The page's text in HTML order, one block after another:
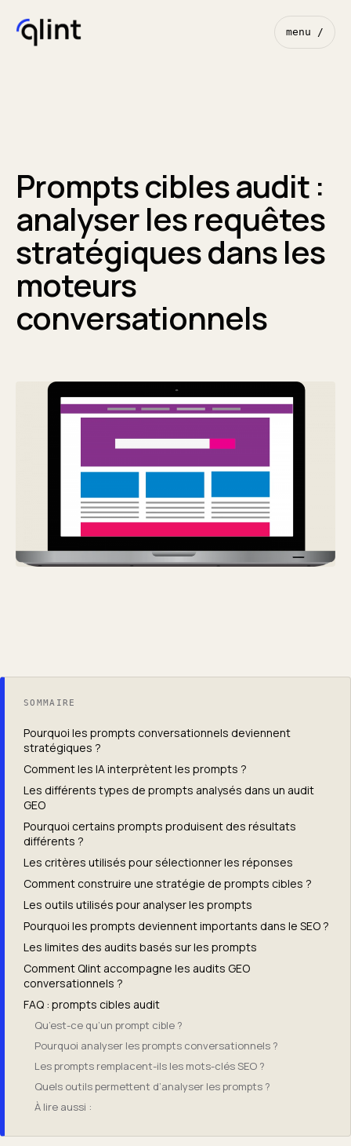
menu /
Prompts cibles audit :
analyser les requêtes
stratégiques dans les
moteurs
conversationnels
SOMMAIRE
Pourquoi les prompts conversationnels deviennent
stratégiques ?
Comment les IA interprètent les prompts ?
Les différents types de prompts analysés dans un audit
GEO
Pourquoi certains prompts produisent des résultats
différents ?
Les critères utilisés pour sélectionner les réponses
Comment construire une stratégie de prompts cibles ?
Les outils utilisés pour analyser les prompts
Pourquoi les prompts deviennent importants dans le SEO ?
Les limites des audits basés sur les prompts
Comment Qlint accompagne les audits GEO
conversationnels ?
FAQ : prompts cibles audit
Qu’est-ce qu’un prompt cible ?
Pourquoi analyser les prompts conversationnels ?
Les prompts remplacent-ils les mots-clés SEO ?
Quels outils permettent d’analyser les prompts ?
À lire aussi :